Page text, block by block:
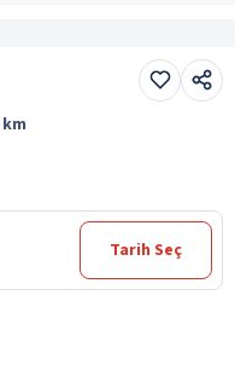
km
Tarih Seç